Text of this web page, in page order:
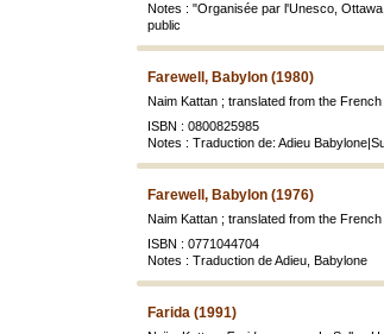
Notes : "Organisée par l'Unesco,
public
Farewell, Babylon (1980)
Naim Kattan ; translated from the French
ISBN : 0800825985
Notes : Traduction de: Adieu
Farewell, Babylon (1976)
Naim Kattan ; translated from the French
ISBN : 0771044704
Notes : Traduction de Adieu, Babylone
Farida (1991)